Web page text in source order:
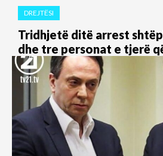
DREJTËSI
Tridhjetë ditë arrest
dhe tre personat e tjerë